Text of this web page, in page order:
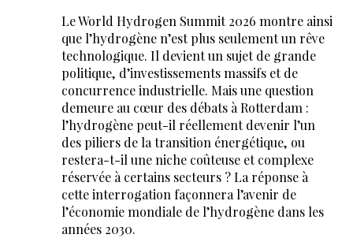
Le World Hydrogen Summit 2026 montre ainsi
que l’hydrogène n’est plus seulement un rêve
technologique. Il devient un sujet de grande
politique, d’investissements massifs et de
concurrence industrielle. Mais une question
demeure au cœur des débats à Rotterdam :
l’hydrogène peut-il réellement devenir l’un
des piliers de la transition énergétique, ou
restera-t-il une niche coûteuse et complexe
réservée à certains secteurs ? La réponse à
cette interrogation façonnera l’avenir de
l’économie mondiale de l’hydrogène dans les
années 2030.